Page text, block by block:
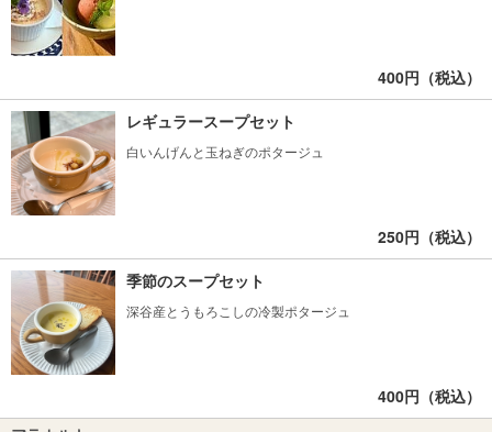
400円（税込）
レギュラースープセット
白いんげんと玉ねぎのポタージュ
250円（税込）
季節のスープセット
深谷産とうもろこしの冷製ポタージュ
400円（税込）